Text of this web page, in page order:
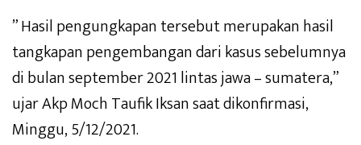
” Hasil pengungkapan tersebut merupakan hasil
tangkapan pengembangan dari kasus sebelumnya
di bulan september 2021 lintas jawa – sumatera,”
ujar Akp Moch Taufik Iksan saat dikonfirmasi,
Minggu, 5/12/2021.